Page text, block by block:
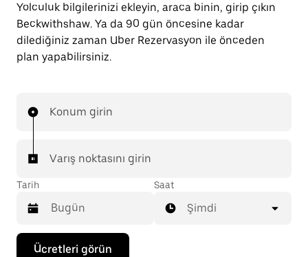
Yolculuk bilgilerinizi ekleyin, araca binin, girip çıkın
Beckwithshaw. Ya da 90 gün öncesine kadar
dilediğiniz zaman Uber Rezervasyon ile önceden
plan yapabilirsiniz.
Konum girin
Varış noktasını girin
Tarih
Takvimle
etkileşime
Saat
Şimdi
Ücretleri görün